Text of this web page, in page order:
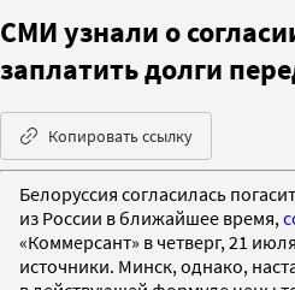
СМИ узнали о
заплатить долги
Копировать ссылку
Белоруссия согласилась
из России в ближайшее время,
«Коммерсант» в четверг, 21
источники. Минск, однако,